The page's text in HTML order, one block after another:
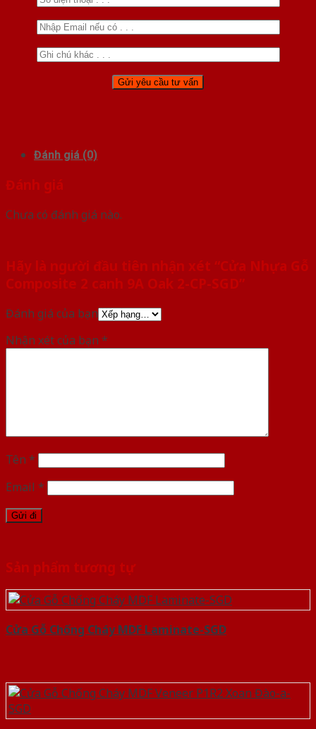
Đánh giá (0)
Đánh giá
Chưa có đánh giá nào.
Hãy là người đầu tiên nhận xét “Cửa Nhựa Gỗ
Composite 2 canh 9A Oak 2-CP-SGD”
Đánh giá của bạn
Nhận xét của bạn *
Tên *
Email *
Sản phẩm tương tự
Cửa Gỗ Chống Cháy MDF Laminate-SGD